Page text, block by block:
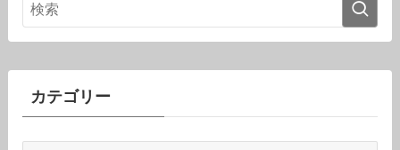
カテゴリー